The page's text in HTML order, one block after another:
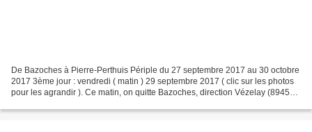
De Bazoches à Pierre-Perthuis Périple du 27 septembre 2017 au 30 octobre
2017 3ème jour : vendredi ( matin ) 29 septembre 2017 ( clic sur les photos
pour les agrandir ). Ce matin, on quitte Bazoches, direction Vézelay (89450),